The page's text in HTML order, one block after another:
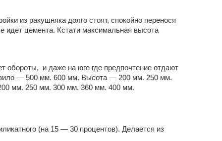
из ракушняка долго стоят, спокойно перенося
идет цемента. Кстати максимальная высота
обороты, и даже на юге где предпочтение отдают
— 500 мм. 600 мм. Высота — 200 мм. 250 мм.
мм. 250 мм. 300 мм. 360 мм. 400 мм.
(на 15 — 30 процентов). Делается из